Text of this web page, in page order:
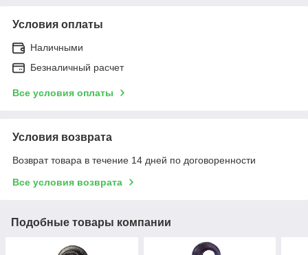
Условия оплаты
Наличными
Безналичный расчет
Все условия оплаты
Условия возврата
Возврат товара в течение 14 дней по договоренности
Все условия возврата
Подобные товары компании